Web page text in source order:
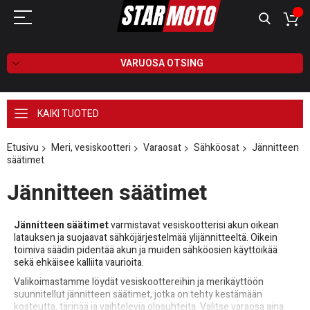
VARUOSA OTSING
KAIKI TUOTED
Etusivu Meri, vesiskootteri Varaosat Sähköosat
Jännitteen
säätimet
Jännitteen säätimet
Jännitteen säätimetvarmistavat vesiskootterisi akun oikean
latauksen ja suojaavat sähköjärjestelmää ylijännitteeltä. Oikein
toimiva säädin pidentää akun ja muiden sähköosien käyttöikää
sekä ehkäisee kalliita vaurioita.
Valikoimastamme löydät vesiskoottereihin ja merikäyttöön
suunnitellut jännitteen säätimet, jotka on tehty kestämään
kosteutta, tärinää ja vaihtelevia olosuhteita. Valitse varaosa aina